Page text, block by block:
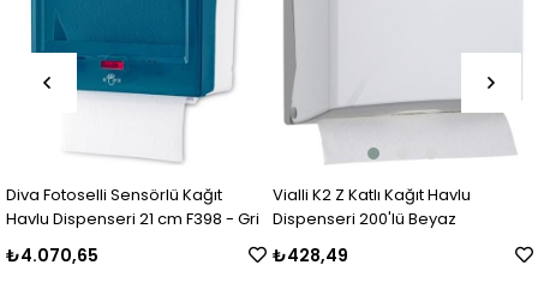
Diva Fotoselli Sensörlü Kağıt
Havlu Dispenseri 21 cm F398 - Gri
₺4.070,65
Vialli K2 Z Katlı Kağıt Havlu
Dispenseri 200'lü Beyaz
₺428,49